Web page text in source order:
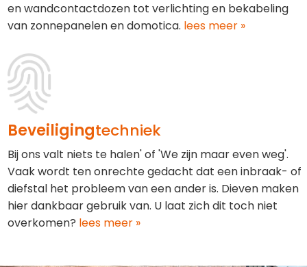
en wandcontactdozen tot verlichting en bekabeling
van zonnepanelen en domotica. lees meer »
Beveiligingtechniek
Bij ons valt niets te halen' of 'We zijn maar even weg'.
Vaak wordt ten onrechte gedacht dat een inbraak- of
diefstal het probleem van een ander is. Dieven maken
hier dankbaar gebruik van. U laat zich dit toch niet
overkomen? lees meer »